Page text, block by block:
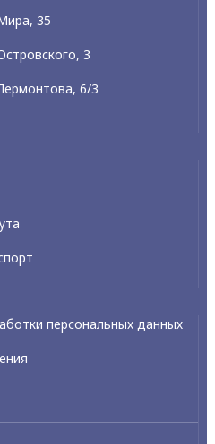
35
3
6/3
персональных данных